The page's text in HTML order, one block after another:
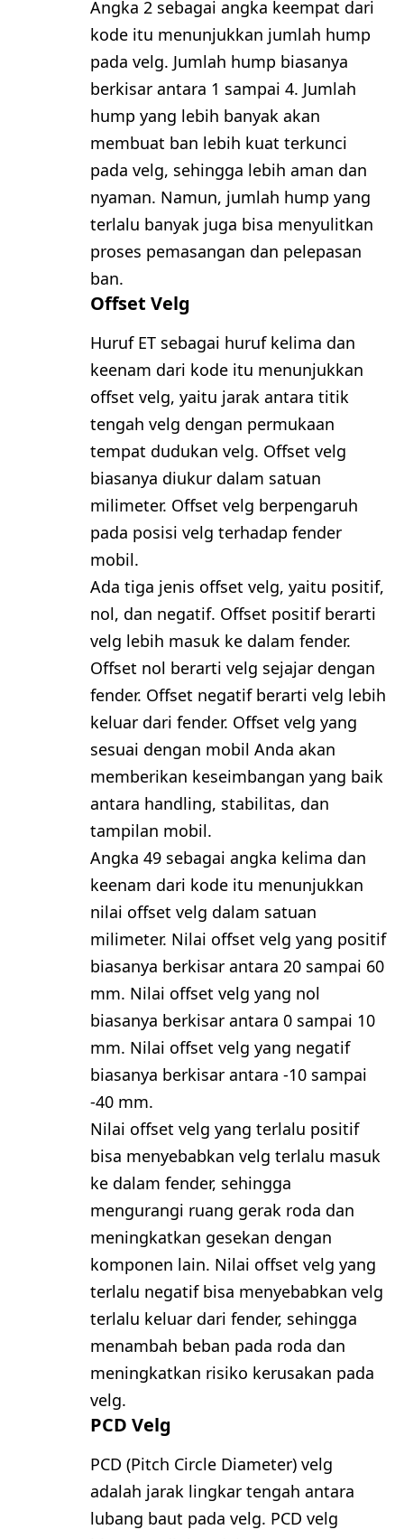
Angka 2 sebagai angka keempat dari
kode itu menunjukkan jumlah hump
pada velg. Jumlah hump biasanya
berkisar antara 1 sampai 4. Jumlah
hump yang lebih banyak akan
membuat ban lebih kuat terkunci
pada velg, sehingga lebih aman dan
nyaman. Namun, jumlah hump yang
terlalu banyak juga bisa menyulitkan
proses pemasangan dan pelepasan
ban.
Offset Velg
Huruf ET sebagai huruf kelima dan
keenam dari kode itu menunjukkan
offset velg, yaitu jarak antara titik
tengah velg dengan permukaan
tempat dudukan velg. Offset velg
biasanya diukur dalam satuan
milimeter. Offset velg berpengaruh
pada posisi velg terhadap fender
mobil.
Ada tiga jenis offset velg, yaitu positif,
nol, dan negatif. Offset positif berarti
velg lebih masuk ke dalam fender.
Offset nol berarti velg sejajar dengan
fender. Offset negatif berarti velg lebih
keluar dari fender. Offset velg yang
sesuai dengan mobil Anda akan
memberikan keseimbangan yang baik
antara handling, stabilitas, dan
tampilan mobil.
Angka 49 sebagai angka kelima dan
keenam dari kode itu menunjukkan
nilai offset velg dalam satuan
milimeter. Nilai offset velg yang positif
biasanya berkisar antara 20 sampai 60
mm. Nilai offset velg yang nol
biasanya berkisar antara 0 sampai 10
mm. Nilai offset velg yang negatif
biasanya berkisar antara -10 sampai
-40 mm.
Nilai offset velg yang terlalu positif
bisa menyebabkan velg terlalu masuk
ke dalam fender, sehingga
mengurangi ruang gerak roda dan
meningkatkan gesekan dengan
komponen lain. Nilai offset velg yang
terlalu negatif bisa menyebabkan velg
terlalu keluar dari fender, sehingga
menambah beban pada roda dan
meningkatkan risiko kerusakan pada
velg.
PCD Velg
PCD (Pitch Circle Diameter) velg
adalah jarak lingkar tengah antara
lubang baut pada velg. PCD velg